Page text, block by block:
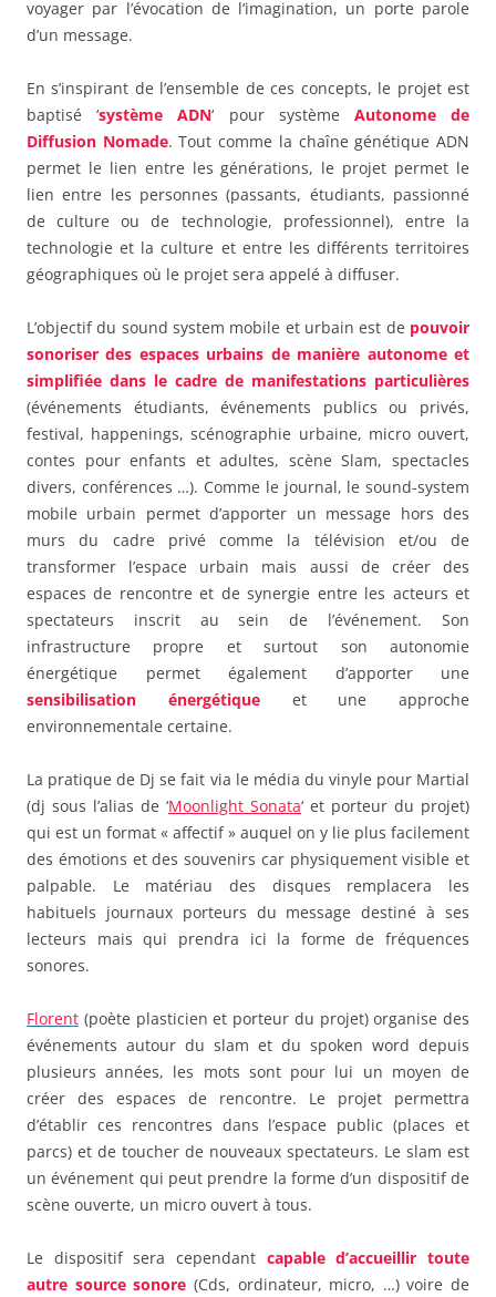
voyager par l’évocation de l’imagination, un porte parole
d’un message.
En s’inspirant de l’ensemble de ces concepts, le projet est
baptisé ‘système ADN‘ pour système Autonome de
Diffusion Nomade. Tout comme la chaîne génétique ADN
permet le lien entre les générations, le projet permet le
lien entre les personnes (passants, étudiants, passionné
de culture ou de technologie, professionnel), entre la
technologie et la culture et entre les différents territoires
géographiques où le projet sera appelé à diffuser.
L’objectif du sound system mobile et urbain est de pouvoir
sonoriser des espaces urbains de manière autonome et
simplifiée dans le cadre de manifestations particulières
(événements étudiants, événements publics ou privés,
festival, happenings, scénographie urbaine, micro ouvert,
contes pour enfants et adultes, scène Slam, spectacles
divers, conférences …). Comme le journal, le sound-system
mobile urbain permet d’apporter un message hors des
murs du cadre privé comme la télévision et/ou de
transformer l’espace urbain mais aussi de créer des
espaces de rencontre et de synergie entre les acteurs et
spectateurs inscrit au sein de l’événement. Son
infrastructure propre et surtout son autonomie
énergétique permet également d’apporter une
sensibilisation énergétique
et une approche
environnementale certaine.
La pratique de Dj se fait via le média du vinyle pour Martial
(dj sous l’alias de ‘Moonlight Sonata‘ et porteur du projet)
qui est un format « affectif » auquel on y lie plus facilement
des émotions et des souvenirs car physiquement visible et
palpable. Le matériau des disques remplacera les
habituels journaux porteurs du message destiné à ses
lecteurs mais qui prendra ici la forme de fréquences
sonores.
Florent (poète plasticien et porteur du projet) organise des
événements autour du slam et du spoken word depuis
plusieurs années, les mots sont pour lui un moyen de
créer des espaces de rencontre. Le projet permettra
d’établir ces rencontres dans l’espace public (places et
parcs) et de toucher de nouveaux spectateurs. Le slam est
un événement qui peut prendre la forme d’un dispositif de
scène ouverte, un micro ouvert à tous.
Le dispositif sera cependant capable d’accueillir toute
autre source sonore (Cds, ordinateur, micro, …) voire de